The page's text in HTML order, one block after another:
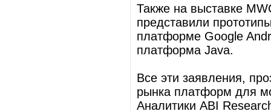
Также на выставке
представили
платформе Google
платформа Java.
Все эти заявления,
рынка платформ для
Аналитики ABI